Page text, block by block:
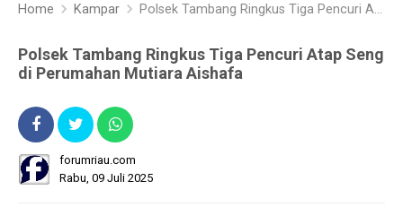
Home Kampar Polsek Tambang Ringkus Tiga Pencuri Atap Seng di Perumahan Mutiara Aishafa
Polsek Tambang Ringkus Tiga Pencuri Atap Seng
di Perumahan Mutiara Aishafa
forumriau.com
Rabu, 09 Juli 2025